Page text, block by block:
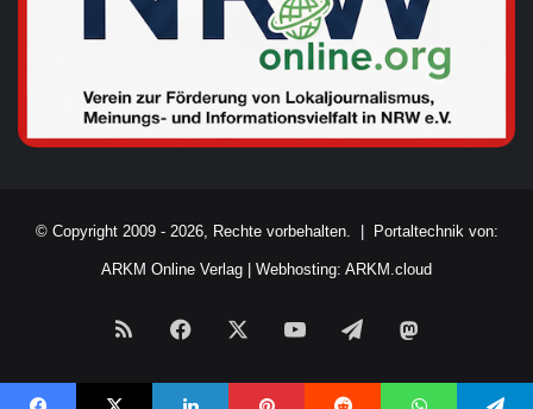
© Copyright 2009 - 2026, Rechte vorbehalten. | Portaltechnik von:
ARKM Online Verlag Webhosting: ARKM.cloud
RSS Facebook YouTubeTelegram